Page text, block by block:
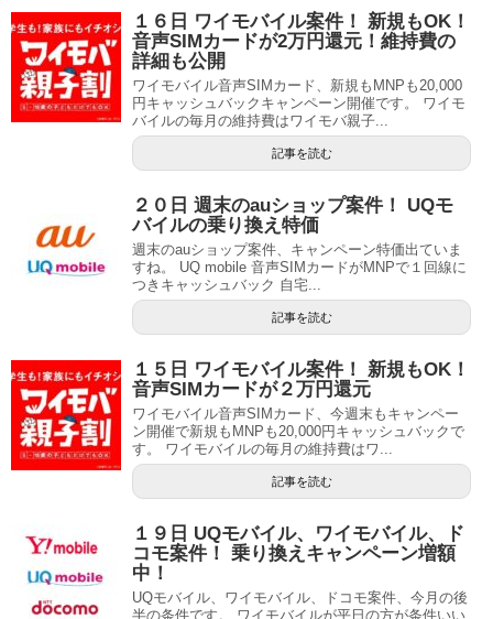
１６日 ワイモバイル案件！ 新規もOK！
音声SIMカードが2万円還元！維持費の
詳細も公開
ワイモバイル音声SIMカード、新規もMNPも20,000
円キャッシュバックキャンペーン開催です。 ワイモ
バイルの毎月の維持費はワイモバ親子...
記事を読む
２０日 週末のauショップ案件！ UQモ
バイルの乗り換え特価
週末のauショップ案件、キャンペーン特価出ていま
すね。 UQ mobile 音声SIMカードがMNPで１回線に
つきキャッシュバック 自宅...
記事を読む
１５日 ワイモバイル案件！ 新規もOK！
音声SIMカードが２万円還元
ワイモバイル音声SIMカード、今週末もキャンペー
ン開催で新規もMNPも20,000円キャッシュバックで
す。 ワイモバイルの毎月の維持費はワ...
記事を読む
１９日 UQモバイル、ワイモバイル、ド
コモ案件！ 乗り換えキャンペーン増額
中！
UQモバイル、ワイモバイル、ドコモ案件、今月の後
半の条件です。 ワイモバイルが平日の方が条件いい